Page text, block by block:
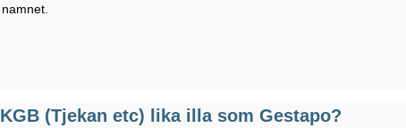
namnet.
KGB (Tjekan etc) lika illa som Gestapo?